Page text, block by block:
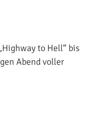
to Hell“ bis
Abend voller